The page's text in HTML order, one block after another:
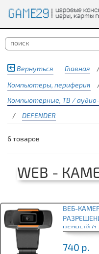
Вернуться Главная
Компьютеры, периферия
Компьютерные, ТВ / аудио-
/
DEFENDER
6 товаров
WEB -
ВЕБ-
ЧЕРНЫЙ
740 р.